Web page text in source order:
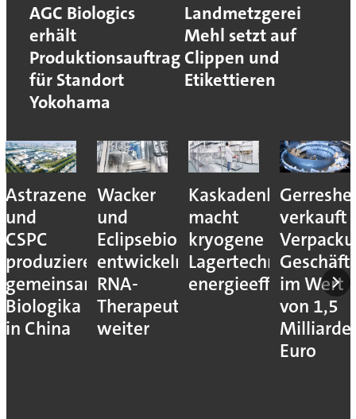
AGC Biologics
erhält
Produktionsauftrag
für Standort
Yokohama
Landmetzgerei
Mehl setzt auf
Clippen und
Etikettieren
Astrazeneca
und
CSPC
produzieren
gemeinsam
Biologika
in China
Wacker
und
Eclipsebio
entwickeln
RNA-
Therapeutika
weiter
Kaskadenkonzept
macht
kryogene
Lagertechnik
energieeffizienter
verkauft
im Wert
von 1,5
Euro